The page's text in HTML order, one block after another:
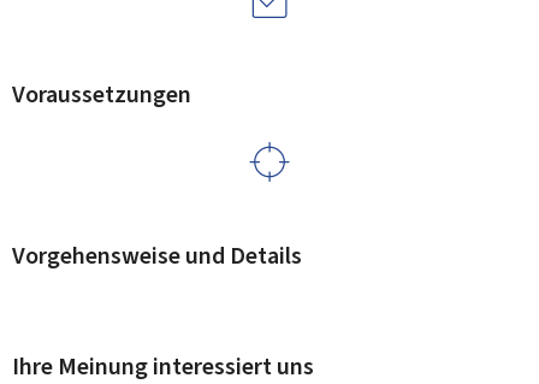
Voraussetzungen
Vorgehensweise und Details
Ihre Meinung interessiert uns